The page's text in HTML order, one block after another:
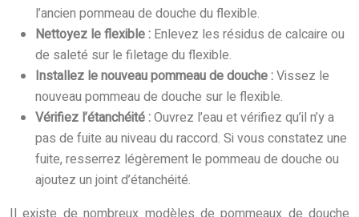
l’ancien pommeau de douche du flexible.
Nettoyez le flexible : Enlevez les résidus de calcaire ou
de saleté sur le filetage du flexible.
Installez le nouveau pommeau de douche :Vissez le
nouveau pommeau de douche sur le flexible.
Vérifiez l’étanchéité :Ouvrez l’eau et vérifiez qu’il n’y a
pas de fuite au niveau du raccord. Si vous constatez une
fuite, resserrez légèrement le pommeau de douche ou
ajoutez un joint d’étanchéité.